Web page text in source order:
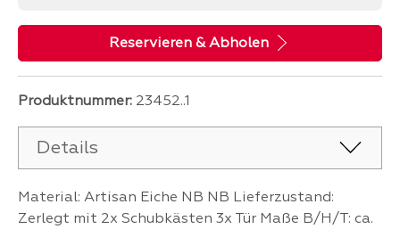
Reservieren & Abholen
Produktnummer: 23452..1
Details
Material: Artisan Eiche NB NB Lieferzustand:
Zerlegt mit 2x Schubkästen 3x Tür Maße B/H/T: ca.